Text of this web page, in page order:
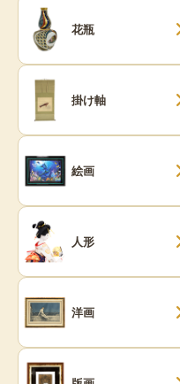
花瓶
掛け軸
絵画
人形
洋画